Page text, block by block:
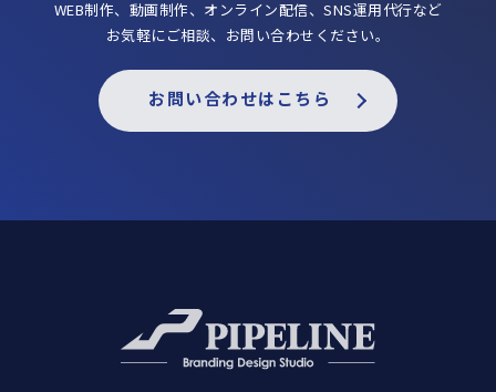
WEB制作、動画制作、オンライン配信、SNS運用代行など
お気軽にご相談、お問い合わせください。
お問い合わせはこちら